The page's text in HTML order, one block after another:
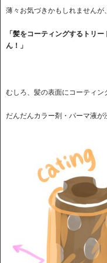
薄々お気づきかもしれませんが、
「髪をコーティングするトリ
ん！」
むしろ、髪の表面にコーティン
だんだんカラー剤・パーマ液が